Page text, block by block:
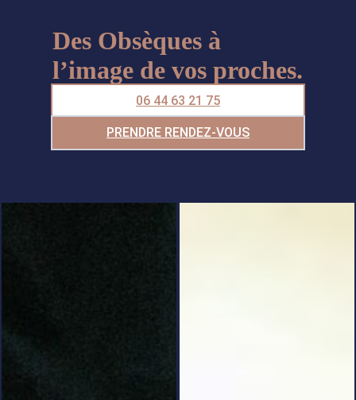
Des Obsèques à
l’image de vos proches.
06 44 63 21 75
PRENDRE RENDEZ-VOUS